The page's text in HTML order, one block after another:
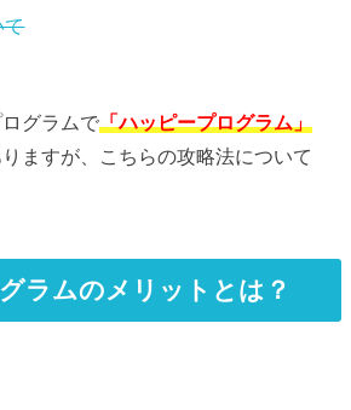
て
グラムで「ハッピープログラム」
ますが、こちらの攻略法について
ラムのメリットとは？